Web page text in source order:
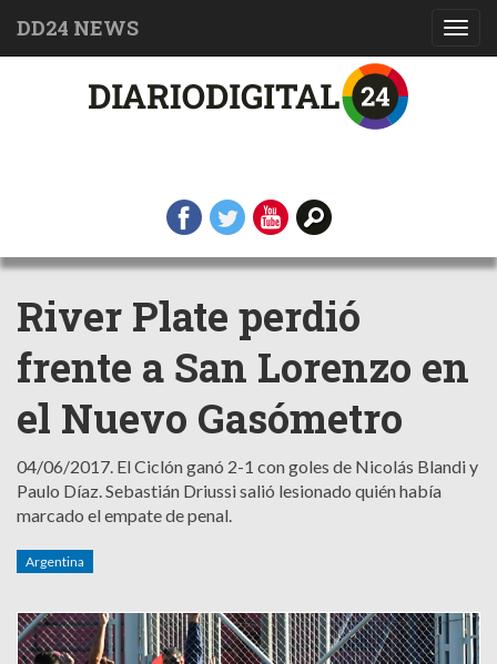
DD24 NEWS
River Plate perdió
frente a San Lorenzo en
el Nuevo Gasómetro
04/06/2017. El Ciclón ganó 2-1 con goles de Nicolás Blandi y
Paulo Díaz. Sebastián Driussi salió lesionado quién había
marcado el empate de penal.
Argentina